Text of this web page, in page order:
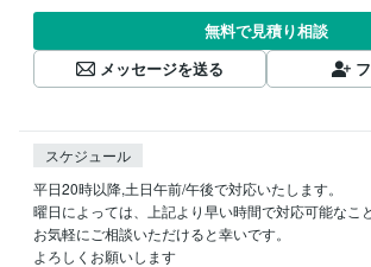
無料で見積り相談
メッセージを送る
スケジュール
平日20時以降,土日午前/午後で対応いたします。
曜日によっては、上記より早い時間で対応可能なこ
お気軽にご相談いただけると幸いです。
よろしくお願いします